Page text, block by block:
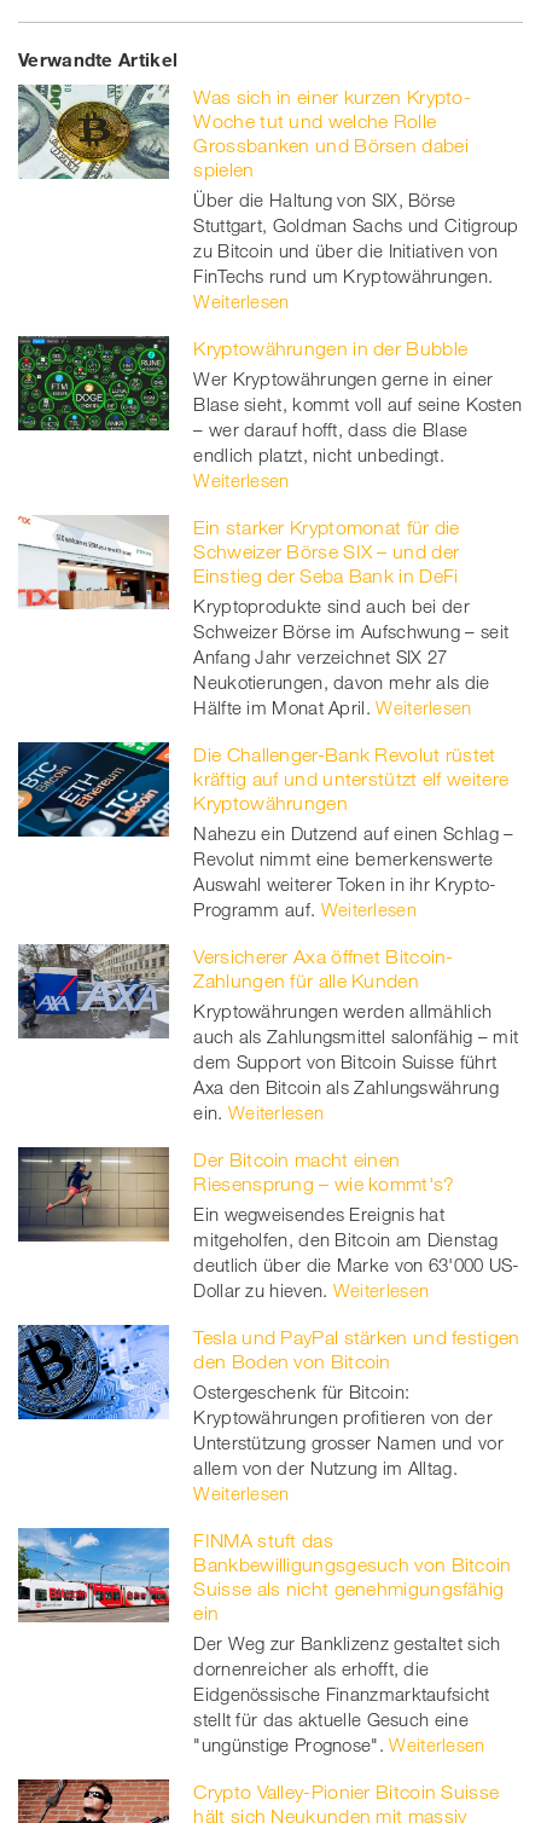
Share
on
Facebook
Twe
on
twitt
er
Share
linkedin
Share
Xing
Verwandte Artikel
Was sich in einer kurzen Krypto-
Woche tut und welche Rolle
Grossbanken und Börsen dabei
spielen
Über die Haltung von SIX, Börse
Stuttgart, Goldman Sachs und Citigroup
zu Bitcoin und über die Initiativen von
FinTechs rund um Kryptowährungen.
Weiterlesen
Kryptowährungen in der Bubble
Wer Kryptowährungen gerne in einer
Blase sieht, kommt voll auf seine Kosten
– wer darauf hofft, dass die Blase
endlich platzt, nicht unbedingt.
Weiterlesen
Ein starker Kryptomonat für die
Schweizer Börse SIX – und der
Einstieg der Seba Bank in DeFi
Kryptoprodukte sind auch bei der
Schweizer Börse im Aufschwung – seit
Anfang Jahr verzeichnet SIX 27
Neukotierungen, davon mehr als die
Hälfte im Monat April. Weiterlesen
Die Challenger-Bank Revolut rüstet
kräftig auf und unterstützt elf weitere
Kryptowährungen
Nahezu ein Dutzend auf einen Schlag –
Revolut nimmt eine bemerkenswerte
Auswahl weiterer Token in ihr Krypto-
Programm auf. Weiterlesen
Versicherer Axa öffnet Bitcoin-
Zahlungen für alle Kunden
Kryptowährungen werden allmählich
auch als Zahlungsmittel salonfähig – mit
dem Support von Bitcoin Suisse führt
Axa den Bitcoin als Zahlungswährung
ein. Weiterlesen
Der Bitcoin macht einen
Riesensprung – wie kommt's?
Ein wegweisendes Ereignis hat
mitgeholfen, den Bitcoin am Dienstag
deutlich über die Marke von 63'000 US-
Dollar zu hieven. Weiterlesen
Tesla und PayPal stärken und festigen
den Boden von Bitcoin
Ostergeschenk für Bitcoin:
Kryptowährungen profitieren von der
Unterstützung grosser Namen und vor
allem von der Nutzung im Alltag.
Weiterlesen
FINMA stuft das
Bankbewilligungsgesuch von Bitcoin
Suisse als nicht genehmigungsfähig
ein
Der Weg zur Banklizenz gestaltet sich
dornenreicher als erhofft, die
Eidgenössische Finanzmarktaufsicht
stellt für das aktuelle Gesuch eine
"ungünstige Prognose". Weiterlesen
Crypto Valley-Pionier Bitcoin Suisse
hält sich Neukunden mit massiv